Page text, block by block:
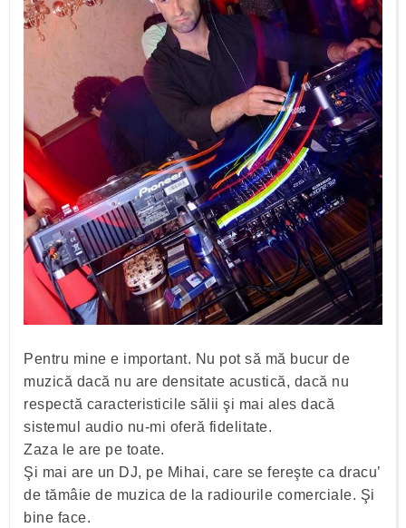
Pentru mine e important. Nu pot să mă bucur de
muzică dacă nu are densitate acustică, dacă nu
respectă caracteristicile sălii şi mai ales dacă
sistemul audio nu-mi oferă fidelitate.
Zaza le are pe toate.
Şi mai are un DJ, pe Mihai, care se fereşte ca dracu’
de tămâie de muzica de la radiourile comerciale. Şi
bine face.